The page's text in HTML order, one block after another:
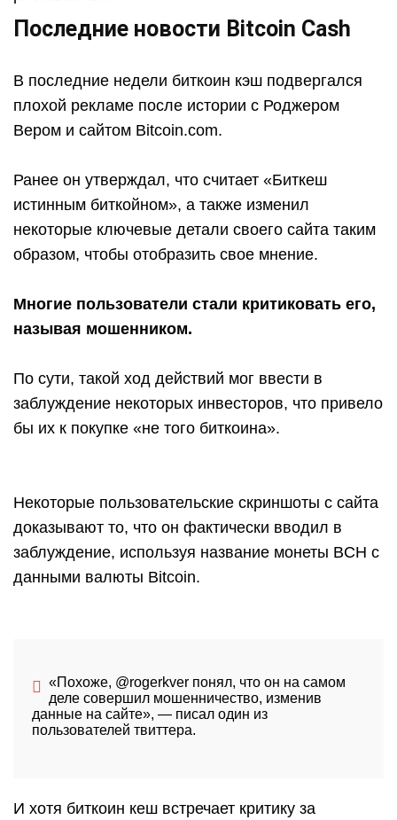
Последние новости Bitcoin Cash
В последние недели биткоин кэш подвергался
плохой рекламе после истории с Роджером
Вером и сайтом Bitcoin.com.
Ранее он утверждал, что считает «Биткеш
истинным биткойном», а также изменил
некоторые ключевые детали своего сайта таким
образом, чтобы отобразить свое мнение.
Многие пользователи стали критиковать его,
называя мошенником.
По сути, такой ход действий мог ввести в
заблуждение некоторых инвесторов, что привело
бы их к покупке «не того биткоина».
Некоторые пользовательские скриншоты с сайта
доказывают то, что он фактически вводил в
заблуждение, используя название монеты BCH с
данными валюты Bitcoin.
«Похоже, @rogerkver понял, что он на самом
деле совершил мошенничество, изменив
данные на сайте», — писал один из
пользователей твиттера.
И хотя биткоин кеш встречает критику за